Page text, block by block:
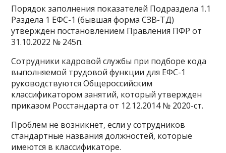
Порядок заполнения показателей Подраздела 1.1
Раздела 1 ЕФС-1 (бывшая форма СЗВ-ТД)
утвержден постановлением Правления ПФР от
31.10.2022 № 245п.
Сотрудники кадровой службы при подборе кода
выполняемой трудовой функции для ЕФС-1
руководствуются Общероссийским
классификатором занятий, который утвержден
приказом Росстандарта от 12.12.2014 № 2020-ст.
Проблем не возникнет, если у сотрудников
стандартные названия должностей, которые
имеются в классификаторе.